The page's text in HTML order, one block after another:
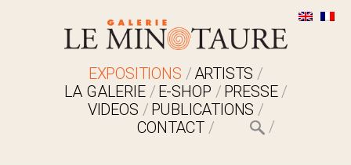
EXPOSITIONS
ARTISTS
LA GALERIE
E-SHOP
PRESSE
VIDEOS
PUBLICATIONS
CONTACT